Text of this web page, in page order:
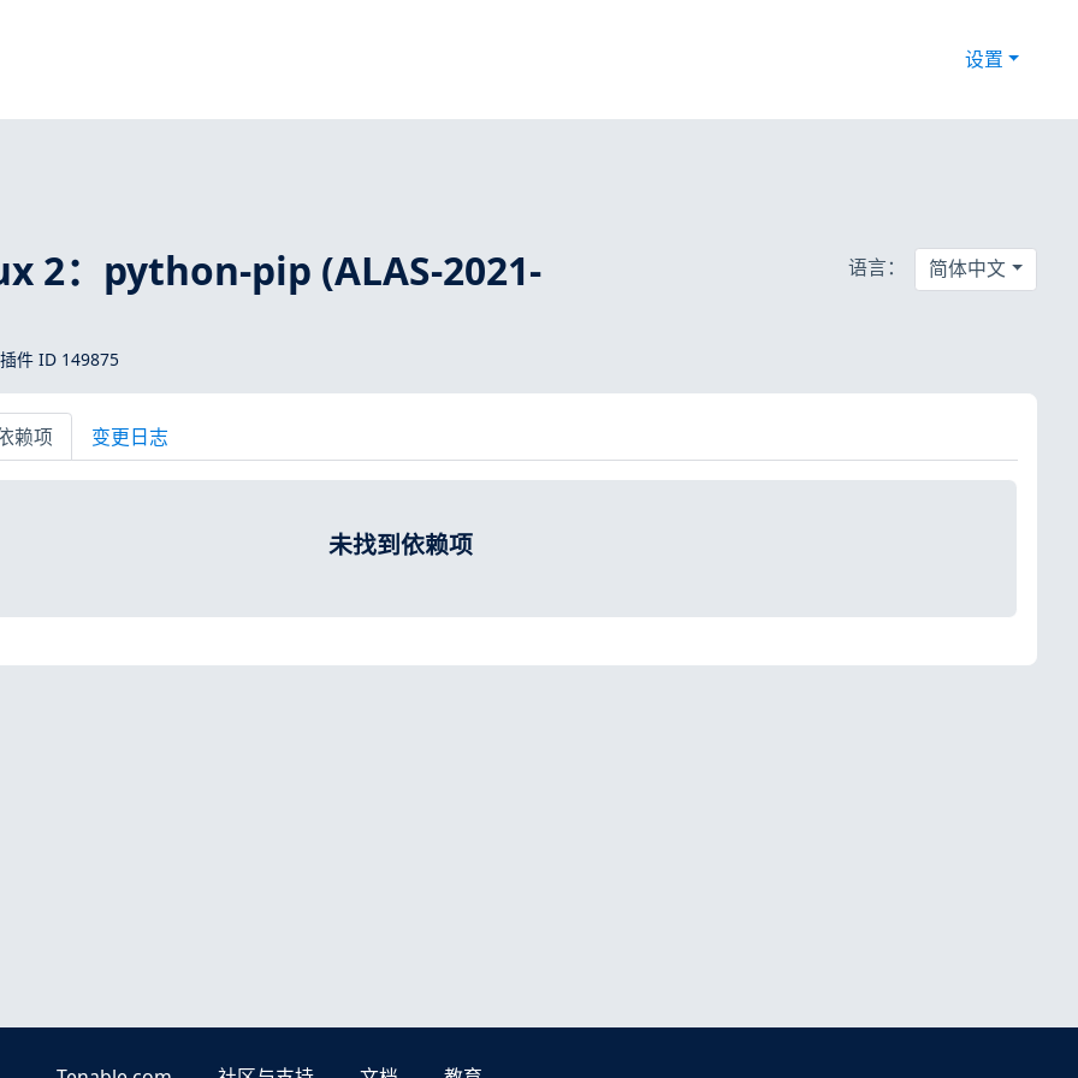
设置
2：python-pip (ALAS-2021-
件 ID 149875
语言： 简体中文
赖项 变更日志
未找到依赖项